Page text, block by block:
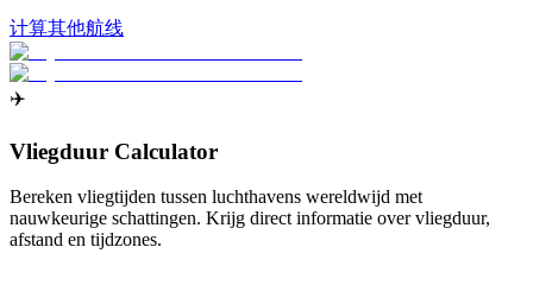
计算其他航线
✈️
Vliegduur Calculator
Bereken vliegtijden tussen luchthavens wereldwijd met
nauwkeurige schattingen. Krijg direct informatie over vliegduur,
afstand en tijdzones.